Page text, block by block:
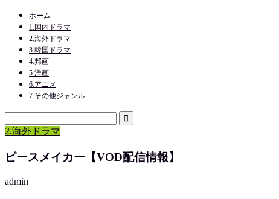
ホーム
1.国内ドラマ
2.海外ドラマ
3.韓国ドラマ
4.邦画
5.洋画
6.アニメ
7.その他ジャンル
2.海外ドラマ
ピースメイカー【VOD配信情報】
admin